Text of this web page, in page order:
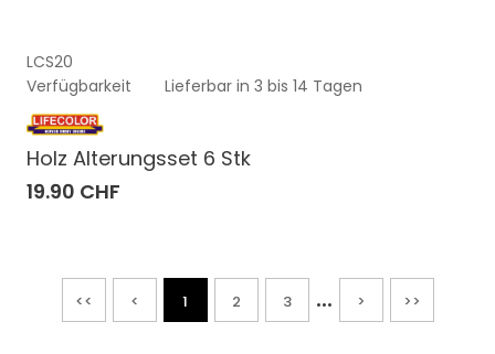
LCS20
Verfügbarkeit
Lieferbar in 3 bis 14 Tagen
Holz Alterungsset 6 Stk
19.90 CHF
<< < 1 2 3 ... > >>